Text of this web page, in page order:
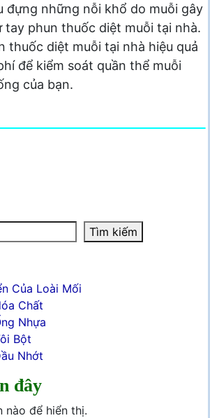
đựng những nỗi khổ do muỗi gây
tay phun thuốc diệt muỗi tại nhà.
thuốc diệt muỗi tại nhà hiệu quả
để kiểm soát quần thể muỗi
của bạn.
Tìm kiếm
Của Loài Mối
Chất
Nhựa
Bột
Nhớt
đây
nào để hiển thị.